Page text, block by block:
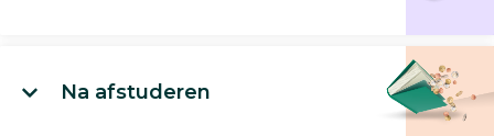
Na afstuderen